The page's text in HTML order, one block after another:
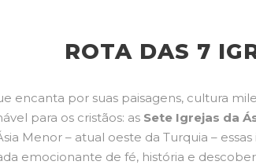
ROTA DAS 7
encanta por suas paisagens, cultura
para os cristãos: as Sete Igrejas da
Menor – atual oeste da Turquia –
emocionante de fé, história e